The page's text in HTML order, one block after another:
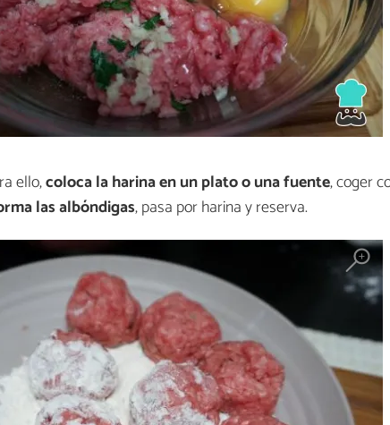
ello,coloca la harina en un plato o una fuente, coger
las albóndigas, pasa por harina y reserva.